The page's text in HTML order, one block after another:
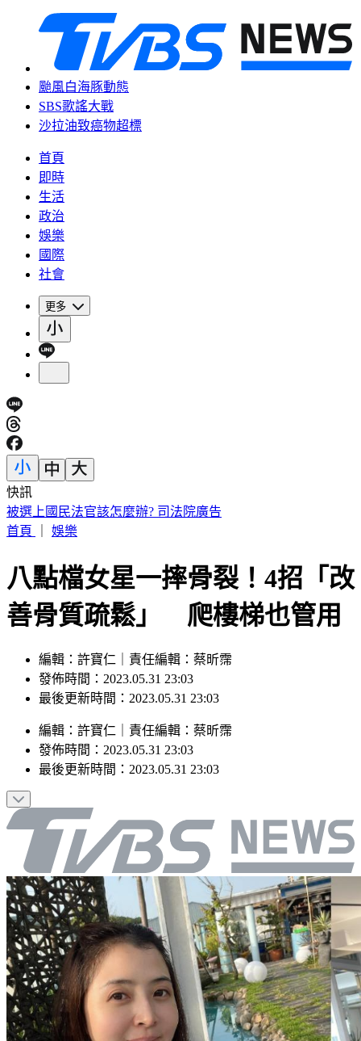
颱風白海豚動態
SBS歌謠大戰
沙拉油致癌物超標
首頁
即時
生活
政治
娛樂
國際
社會
更多
快訊
IU無預警召喚前男友 韓網替「她」心疼：很不舒服
首頁
娛樂
八點檔女星一摔骨裂！4招「改
善骨質疏鬆」 爬樓梯也管用
編輯：許寶仁｜責任編輯：蔡昕霈
發佈時間：2023.05.31 23:03
最後更新時間：2023.05.31 23:03
編輯 ： 許寶仁 責任編輯 ： 蔡昕霈
發佈時間： 2023.05.31 23:03
最後更新時間： 2023.05.31 23:03